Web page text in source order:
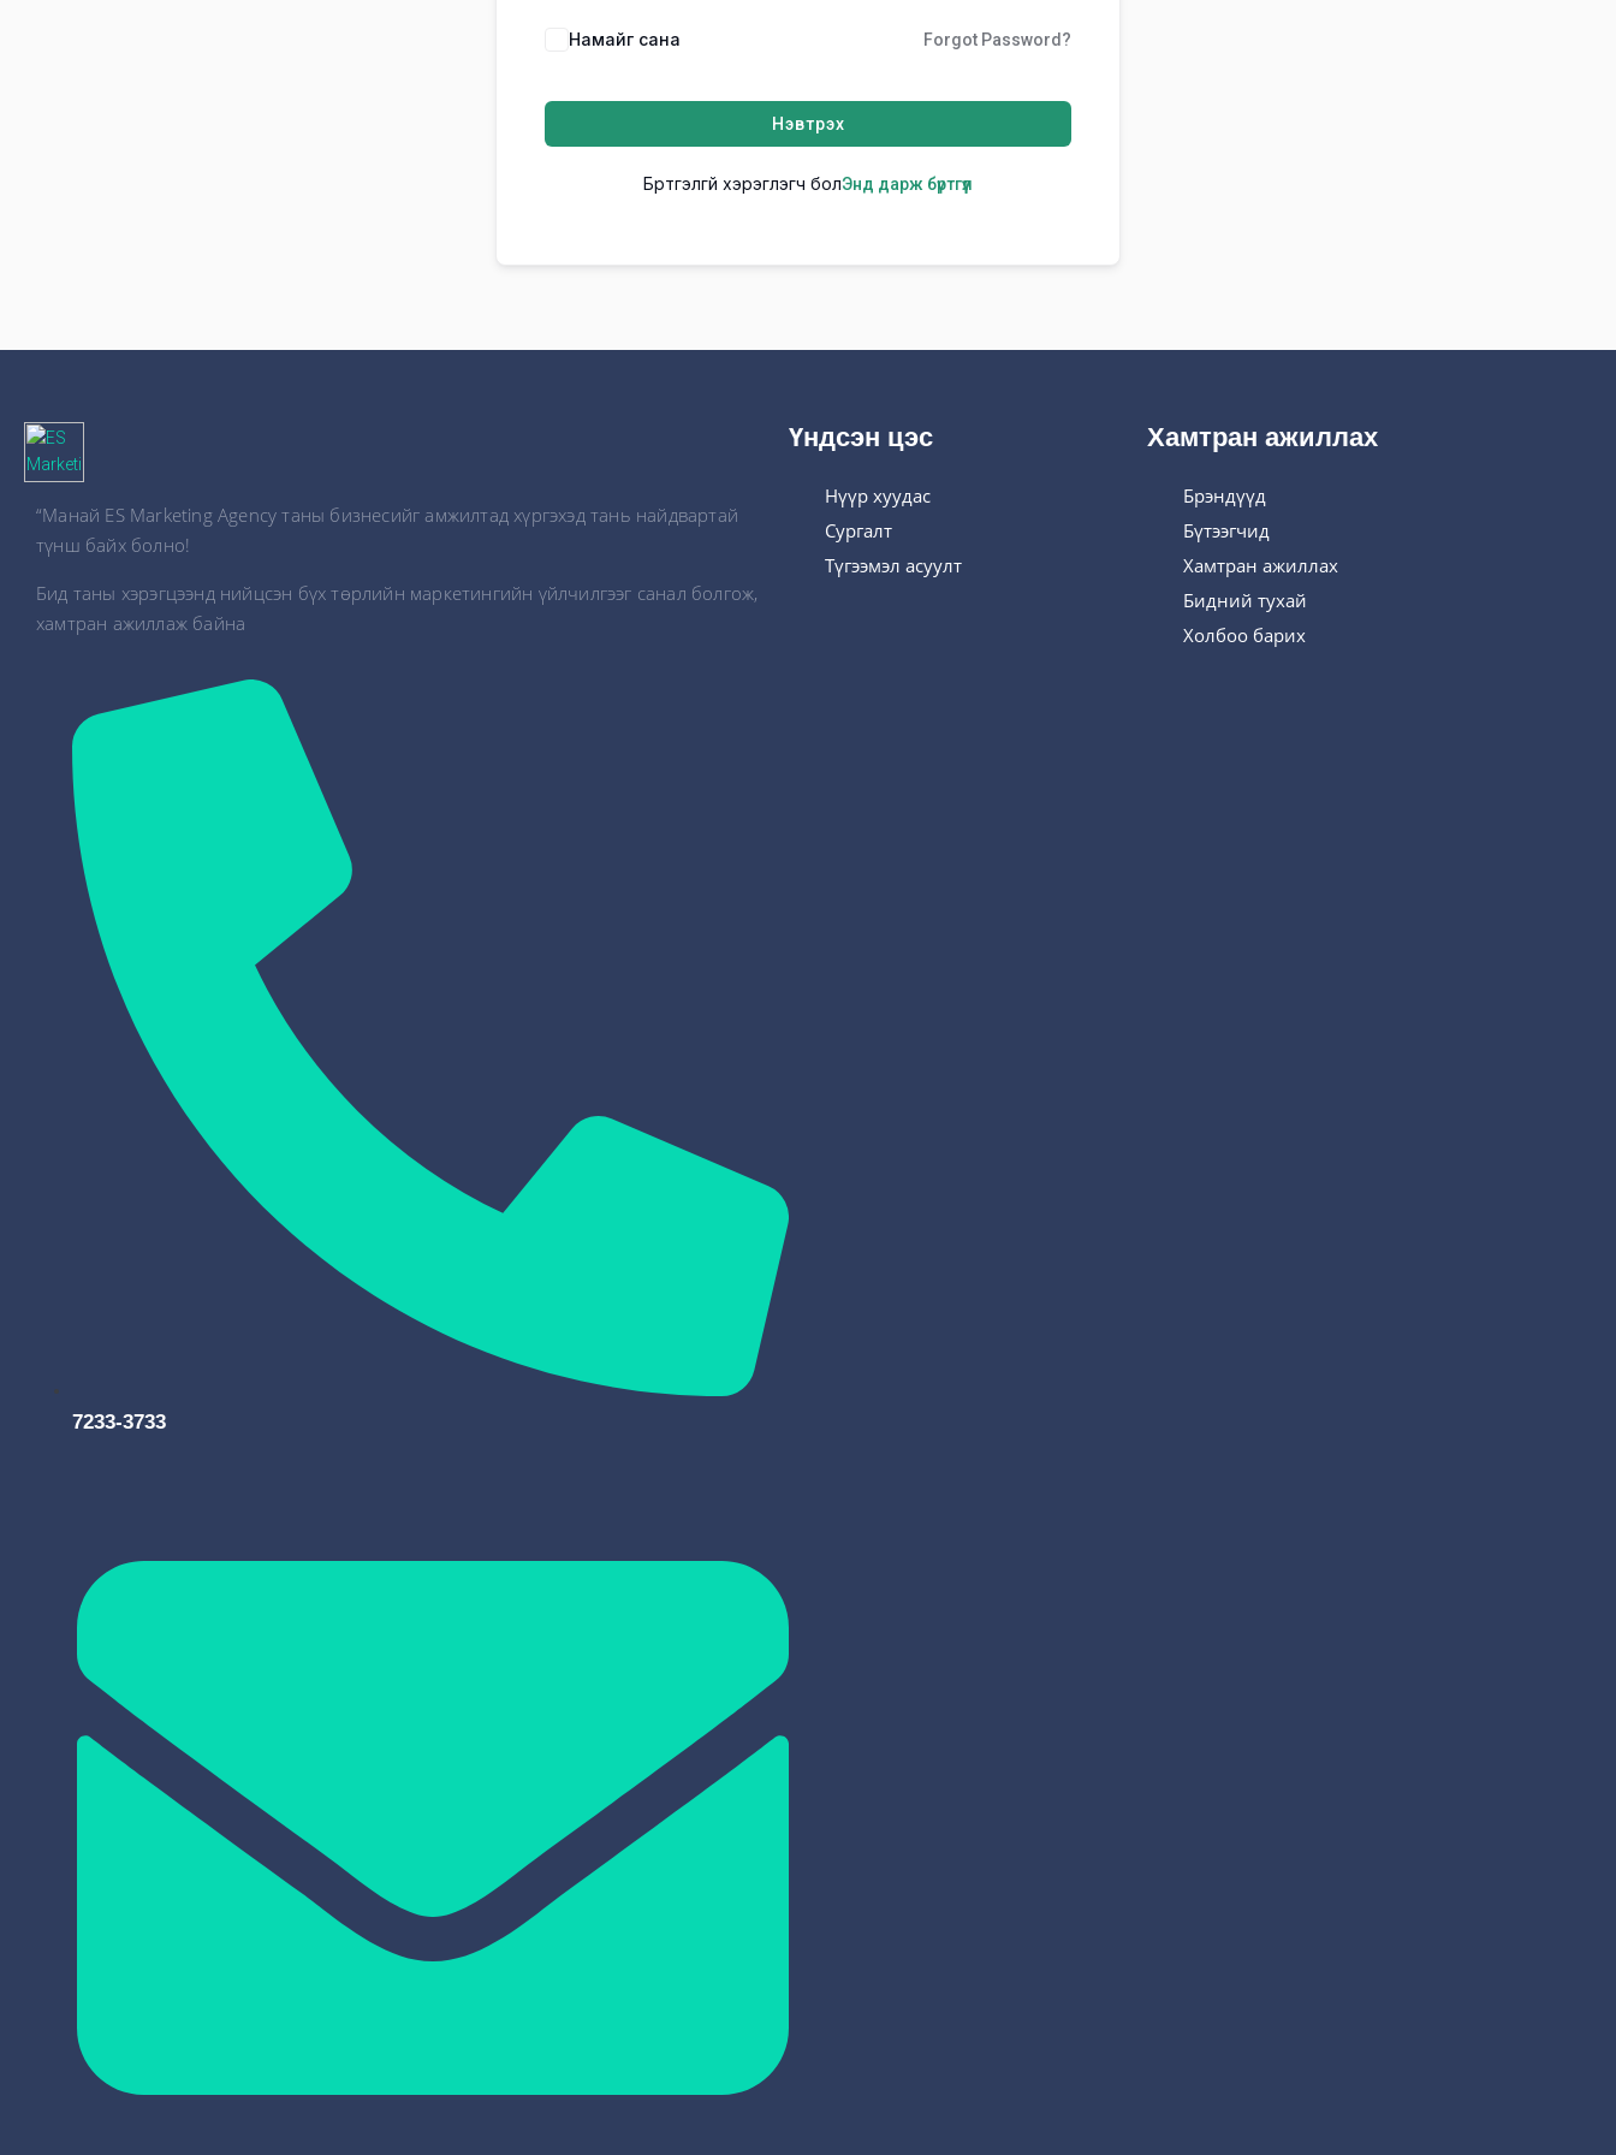
Намайг сана Forgot Password?
Нэвтрэх
Бүртгэлгүй хэрэглэгч болЭнд дарж бүртгүүл
“Манай ES Marketing Agency таны бизнесийг амжилтад хүргэхэд тань найдвартай
түнш байх болно!
Бид таны хэрэгцээнд нийцсэн бүх төрлийн маркетингийн үйлчилгээг санал болгож,
хамтран ажиллаж байна
7233-3733
Үндсэн цэс
Нүүр хуудас
Сургалт
Түгээмэл асуулт
Хамтран ажиллах
Брэндүүд
Бүтээгчид
Хамтран ажиллах
Бидний тухай
Холбоо барих